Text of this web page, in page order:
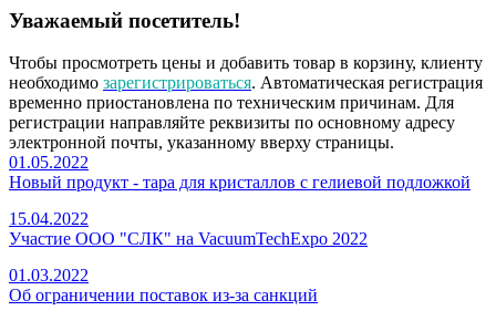
Уважаемый посетитель!
Чтобы просмотреть цены и добавить товар в корзину, клиенту
необходимо зарегистрироваться. Автоматическая регистрация
временно приостановлена по техническим причинам. Для
регистрации направляйте реквизиты по основному адресу
электронной почты, указанному вверху страницы.
01.05.2022
Новый продукт - тара для кристаллов с гелиевой подложкой
15.04.2022
Участие ООО "СЛК" на VacuumTechExpo 2022
01.03.2022
Об ограничении поставок из-за санкций